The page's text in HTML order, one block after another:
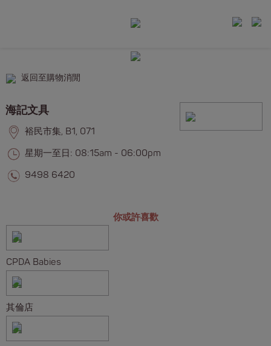
返回至購物消閒
海記文具
裕民市集, B1, 071
星期一至日: 08:15am - 06:00pm
9498 6420
你或許喜歡
CPDA Babies
其倫店